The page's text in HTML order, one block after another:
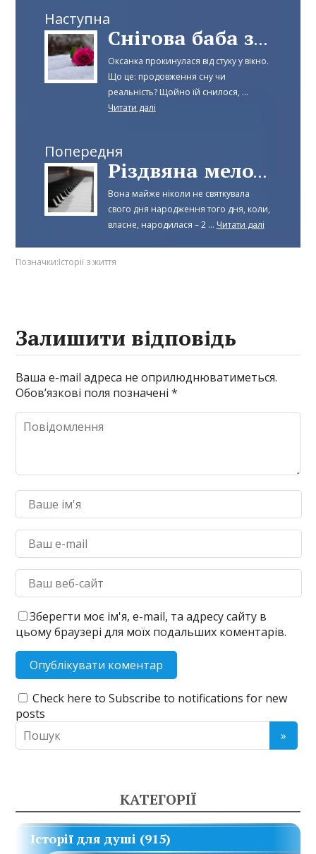
Наступна
Снігова баба з трояндою
Оксанка прокинулася від стуку у вікно.
Що це: продовження сну чи
реальність? Щойно їй снилося, ...
Читати далі
Попередня
Різдвяна мелодія
Вона майже ніколи не святкувала
свого дня народження того дня, коли,
власне, народилася – 2 ... Читати далі
Позначки:Історії з життя
Залишити відповідь
Ваша e-mail адреса не оприлюднюватиметься.
Обов’язкові поля позначені*
Зберегти моє ім'я, e-mail, та адресу сайту в
цьому браузері для моїх подальших коментарів.
Check here to Subscribe to notifications for new
posts
КАТЕГОРІЇ
Історії для душі (915)